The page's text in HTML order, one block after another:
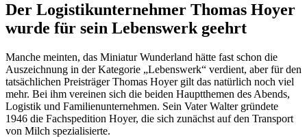
Der Logistikunternehmer Thomas Hoyer
wurde für sein Lebenswerk geehrt
Manche meinten, das Miniatur Wunderland hätte fast schon die
Auszeichnung in der Kategorie „Lebenswerk“ verdient, aber für den
tatsächlichen Preisträger Thomas Hoyer gilt das natürlich noch viel
mehr. Bei ihm vereinen sich die beiden Hauptthemen des Abends,
Logistik und Familienunternehmen. Sein Vater Walter gründete
1946 die Fachspedition Hoyer, die sich zunächst auf den Transport
von Milch spezialisierte.